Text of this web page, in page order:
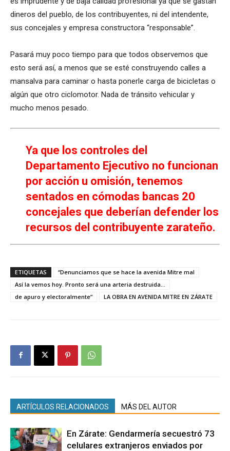
dineros del pueblo, de los contribuyentes, ni del intendente,
sus concejales y empresa constructora “responsable”.
Pasará muy poco tiempo para que todos observemos que
esto será así, a menos que se esté construyendo calles a
mansalva para caminar o hasta ponerle carga de bicicletas o
algún que otro ciclomotor. Nada de tránsito vehicular y
mucho menos pesado.
Ya que los controles del
Departamento Ejecutivo no funcionan
por acción u omisión, tenemos
sentados en cómodas bancas 20
concejales que deberían defender los
recursos del contribuyente zarateño.
ETIQUETAS
“Denunciamos que se hace la avenida Mitre mal
Así la vemos hoy. Pronto será una arteria destruida...
de apuro y electoralmente”
LA OBRA EN AVENIDA MITRE EN ZÁRATE
ARTÍCULOS RELACIONADOS MÁS DEL AUTOR
En Zárate: Gendarmería secuestró 73
celulares extranjeros enviados por